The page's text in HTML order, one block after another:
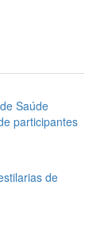
Saúde
participantes
de